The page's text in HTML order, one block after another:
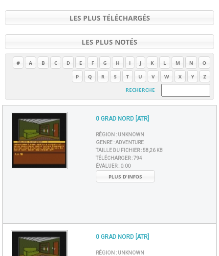
LES PLUS TÉLÉCHARGÉS
LES PLUS NOTÉS
# A B C D E F G H I J K L M N
O
P
Q R S T U V W X Y
Z
RECHERCHE
0 GRAD NORD [ATR]
RÉGION : UNKNOWN
GENRE :ADVENTURE
TAILLE DU FICHIER :58,26 KB
TÉLÉCHARGER :794
ÉVALUER : 0.00
PLUS D'INFOS
0 GRAD NORD [ATR]
RÉGION : UNKNOWN